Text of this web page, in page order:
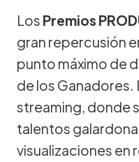
Los Premios
gran repercusión
punto máximo de
de los Ganadores.
streaming, donde
talentos
visualizaciones en